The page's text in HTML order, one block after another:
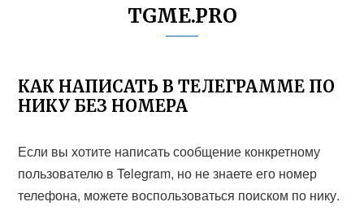
TGME.PRO
КАК НАПИСАТЬ В ТЕЛЕГРАММЕ ПО
НИКУ БЕЗ НОМЕРА
Если вы хотите написать сообщение конкретному
пользователю в Telegram, но не знаете его номер
телефона, можете воспользоваться поиском по нику.